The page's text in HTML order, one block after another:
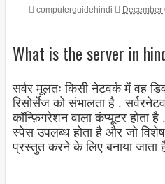
computerguidehindi December
What is the server in
सर्वर मूलतः किसी नेटवर्क में वह
रिसोर्सेज को संभालता है .
कॉन्फ़िगरेशन वाला कंप्यूटर होता है
स्पेस उपलब्ध होता है और जो
प्रस्तुत करने के लिए बनाया जाता